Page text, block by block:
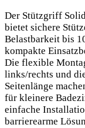
Der Stützgriff
bietet sichere
Belastbarkeit bis
kompakte
Die flexible
links/rechts und
Seitenlänge
für kleinere
einfache
barrierearme